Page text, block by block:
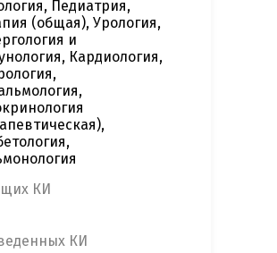
Педиатрия,
(общая), Урология,
и
Кардиология,
КИ
КИ